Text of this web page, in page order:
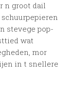
n groot dail
stevege pop-
wat
mor
in t snellere